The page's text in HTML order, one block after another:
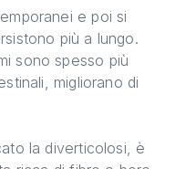
e poi si
più a lungo.
sono spesso più
migliorano di
la diverticolosi, è